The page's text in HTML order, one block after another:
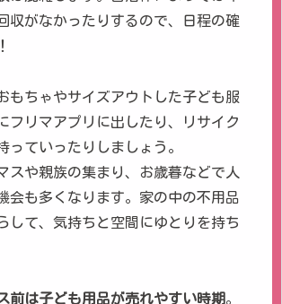
収がなかったりするので、日程の確
もちゃやサイズアウトした子ども服
フリマアプリに出したり、リサイク
っていったりしましょう。
スや親族の集まり、お歳暮などで人
会も多くなります。家の中の不用品
して、気持ちと空間にゆとりを持ち
前は子ども用品が売れやすい時期。